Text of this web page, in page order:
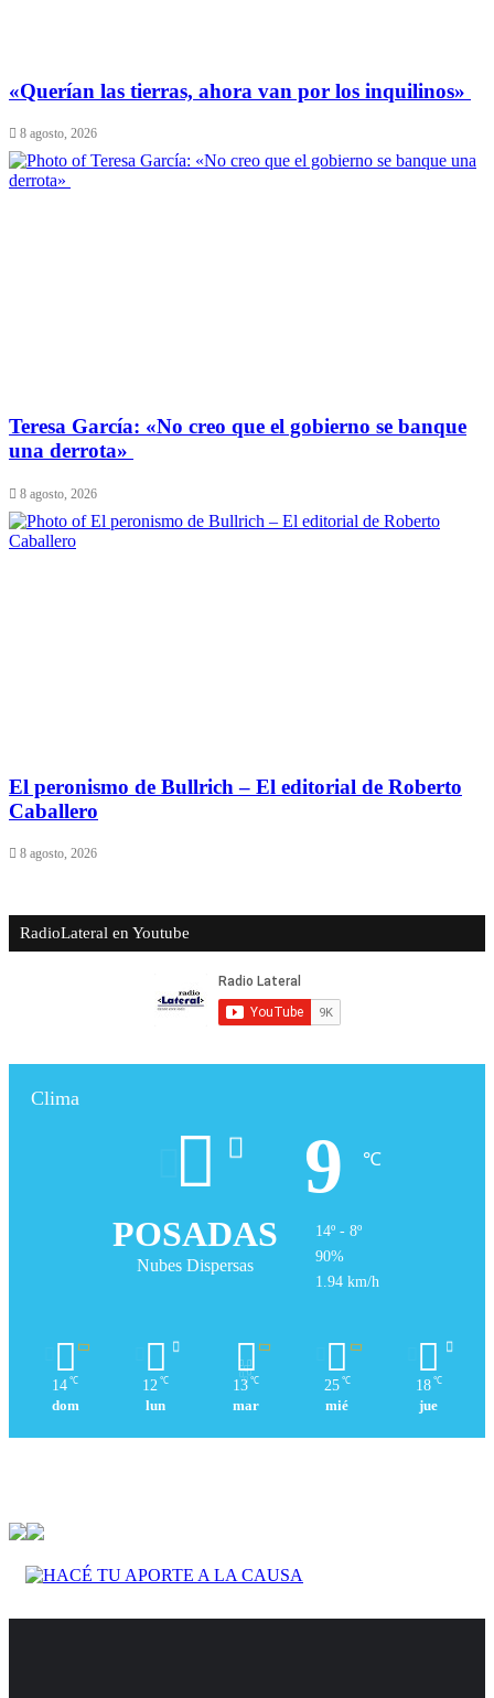
​«Querían las tierras, ahora van por los inquilinos»
8 agosto, 2026
​Teresa García: «No creo que el gobierno se banque
una derrota»
8 agosto, 2026
​El peronismo de Bullrich – El editorial de Roberto
Caballero
8 agosto, 2026
RadioLateral en Youtube
Clima
POSADAS
Nubes Dispersas
9 ℃
14º - 8º
90%
1.94 km/h
14 ℃
dom
12 ℃
lun
13 ℃
mar
25 ℃
mié
18 ℃
jue